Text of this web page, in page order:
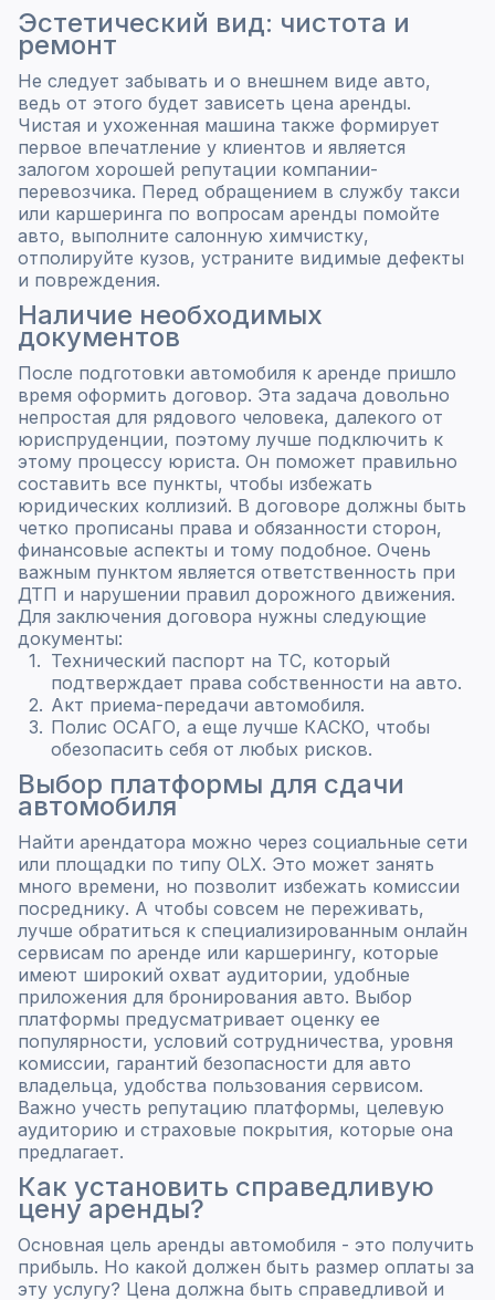
Эстетический вид: чистота и
ремонт
Не следует забывать и о внешнем виде авто,
ведь от этого будет зависеть цена аренды.
Чистая и ухоженная машина также формирует
первое впечатление у клиентов и является
залогом хорошей репутации компании-
перевозчика. Перед обращением в службу такси
или каршеринга по вопросам аренды помойте
авто, выполните салонную химчистку,
отполируйте кузов, устраните видимые дефекты
и повреждения.
Наличие необходимых
документов
После подготовки автомобиля к аренде пришло
время оформить договор. Эта задача довольно
непростая для рядового человека, далекого от
юриспруденции, поэтому лучше подключить к
этому процессу юриста. Он поможет правильно
составить все пункты, чтобы избежать
юридических коллизий. В договоре должны быть
четко прописаны права и обязанности сторон,
финансовые аспекты и тому подобное. Очень
важным пунктом является ответственность при
ДТП и нарушении правил дорожного движения.
Для заключения договора нужны следующие
документы:
Технический паспорт на ТС, который
подтверждает права собственности на авто.
Акт приема-передачи автомобиля.
Полис ОСАГО, а еще лучше КАСКО, чтобы
обезопасить себя от любых рисков.
Выбор платформы для сдачи
автомобиля
Найти арендатора можно через социальные сети
или площадки по типу OLX. Это может занять
много времени, но позволит избежать комиссии
посреднику. А чтобы совсем не переживать,
лучше обратиться к специализированным онлайн
сервисам по аренде или каршерингу, которые
имеют широкий охват аудитории, удобные
приложения для бронирования авто. Выбор
платформы предусматривает оценку ее
популярности, условий сотрудничества, уровня
комиссии, гарантий безопасности для авто
владельца, удобства пользования сервисом.
Важно учесть репутацию платформы, целевую
аудиторию и страховые покрытия, которые она
предлагает.
Как установить справедливую
цену аренды?
Основная цель аренды автомобиля - это получить
прибыль. Но какой должен быть размер оплаты за
эту услугу? Цена должна быть справедливой и